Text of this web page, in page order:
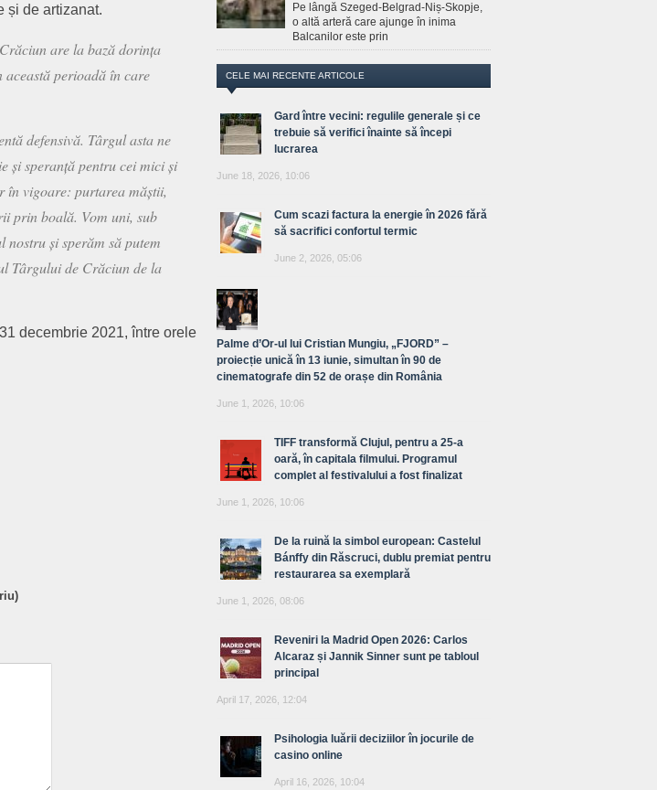
și de artizanat.
are la bază dorința
perioadă în care
defensivă. Târgul asta ne
și speranță pentru cei mici și
în vigoare: purtarea măștii,
prin boală. Vom uni, sub
și sperăm să putem
Târgului de Crăciun de la
decembrie 2021, între orele
Pe lângă Szeged-Belgrad-Niș-Skopje,
o altă arteră care ajunge în inima
Balcanilor este prin
CELE MAI RECENTE ARTICOLE
Gard între vecini: regulile generale și ce
trebuie să verifici înainte să începi
lucrarea
June 18, 2026, 10:06
Cum scazi factura la energie în 2026 fără
să sacrifici confortul termic
June 2, 2026, 05:06
Palme d’Or-ul lui Cristian Mungiu, „FJORD” –
proiecție unică în 13 iunie, simultan în 90 de
cinematografe din 52 de orașe din România
June 1, 2026, 10:06
TIFF transformă Clujul, pentru a 25-a
oară, în capitala filmului. Programul
complet al festivalului a fost finalizat
June 1, 2026, 10:06
De la ruină la simbol european: Castelul
Bánffy din Răscruci, dublu premiat pentru
restaurarea sa exemplară
June 1, 2026, 08:06
Reveniri la Madrid Open 2026: Carlos
Alcaraz și Jannik Sinner sunt pe tabloul
principal
April 17, 2026, 12:04
Psihologia luării deciziilor în jocurile de
casino online
April 16, 2026, 10:04